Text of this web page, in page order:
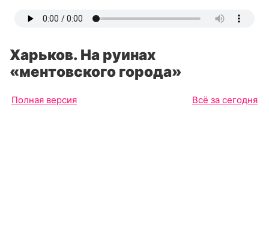
Харьков. На руинах
«ментовского города»
Полная версия Всё за сегодня